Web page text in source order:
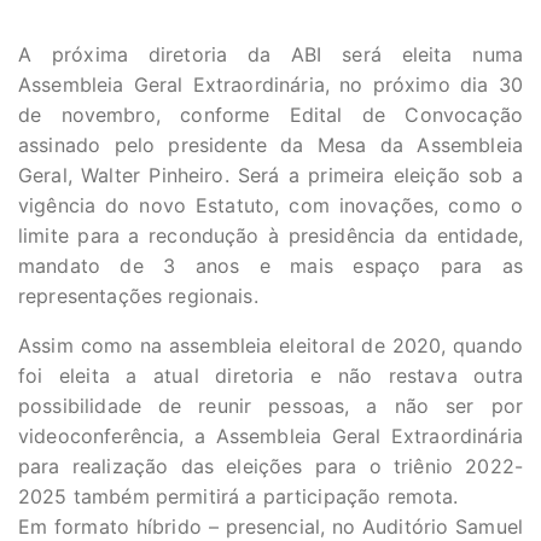
A próxima diretoria da ABI será eleita numa
Assembleia Geral Extraordinária, no próximo dia 30
de novembro, conforme Edital de Convocação
assinado pelo presidente da Mesa da Assembleia
Geral, Walter Pinheiro. Será a primeira eleição sob a
vigência do novo Estatuto, com inovações, como o
limite para a recondução à presidência da entidade,
mandato de 3 anos e mais espaço para as
representações regionais.
Assim como na assembleia eleitoral de 2020, quando
foi eleita a atual diretoria e não restava outra
possibilidade de reunir pessoas, a não ser por
videoconferência, a Assembleia Geral Extraordinária
para realização das eleições para o triênio 2022-
2025 também permitirá a participação remota.
Em formato híbrido – presencial, no Auditório Samuel